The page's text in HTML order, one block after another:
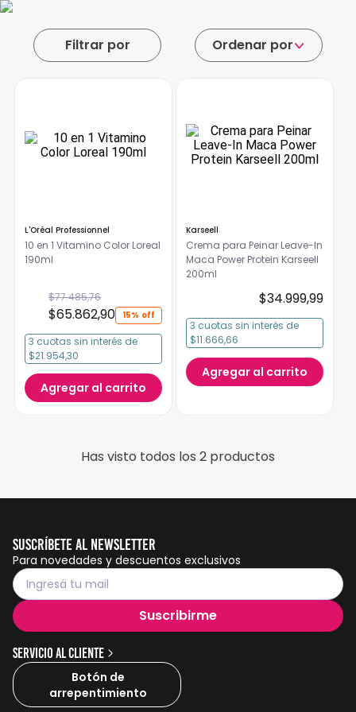
Ordenar por
L'Oréal Professionnel
10 en 1 Vitamino Color Loreal
190ml
15%
$77.485,76
$65.862,90
3 cuotas sin interés de
$21.954,30
Agregar al carrito
Karseell
Crema para Peinar Leave-In
Maca Power Protein Karseell
200ml
$34.999,99
3 cuotas sin interés de
$11.666,66
Agregar al carrito
Has visto todos los 2 productos
Suscríbete al Newsletter
Para novedades y descuentos exclusivos
Suscribirme
Servicio al cliente
Botón de
arrepentimiento